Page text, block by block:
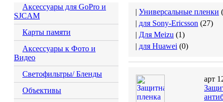
Аксессуары для GoPro и
SJCAM
Карты памяти
Аксессуары к Фото и
Видео
Светофильтры/ Бленды
Объективы
| Универсальные пленки (
| для Sony-Ericsson (27)
| Для Meizu (1)
| для Huawei (0)
арт